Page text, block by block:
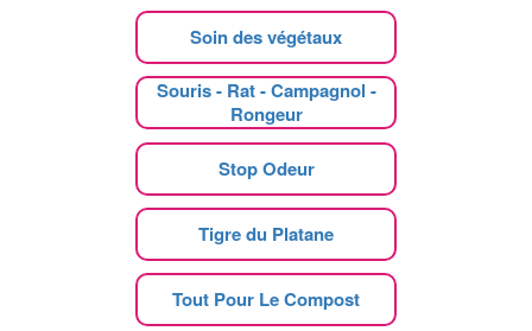
Soin des végétaux
Souris - Rat - Campagnol -
Rongeur
Stop Odeur
Tigre du Platane
Tout Pour Le Compost